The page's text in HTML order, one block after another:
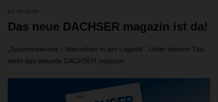
03.06.2020
Das neue DACHSER magazin ist da!
„Systemrelevant – Menschen in der Logistik“. Unter diesem Titel
steht das aktuelle DACHSER magazin.